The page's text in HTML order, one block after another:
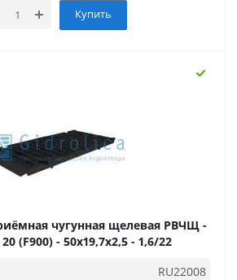
Купить
чугунная щелевая РВЧЩ -
(F900) - 50х19,7х2,5 - 1,6/22
RU22008